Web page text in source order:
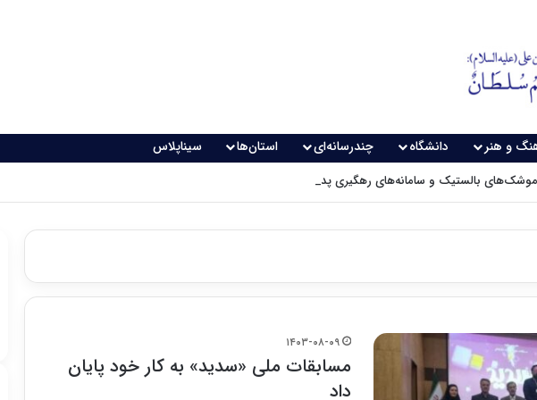
و هنر دانشگاه چندرسانه‌ای استان‌ها سیناپلاس
موشک‌های بالستیک و سامانه‌های رهگیری پدافندی چگونه کار می کنند؟
۱۴۰۳-۰۸-۰۹
مسابقات ملی «سدید» به کار خود پایان
داد